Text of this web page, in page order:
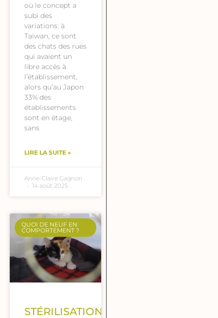
où le concept a
subi des
variations: à
Taïwan, ce sont
des chats des rues
qui avaient un
libre accès à
l’établissement,
alors qu’au Japon
33% des
établissements
sont en étage,
sans
LIRE LA SUITE »
Anne-Claire Gagnon
14 août 2025
QUOI DE NEUF EN
COMPORTEMENT ?
STÉRILISATION